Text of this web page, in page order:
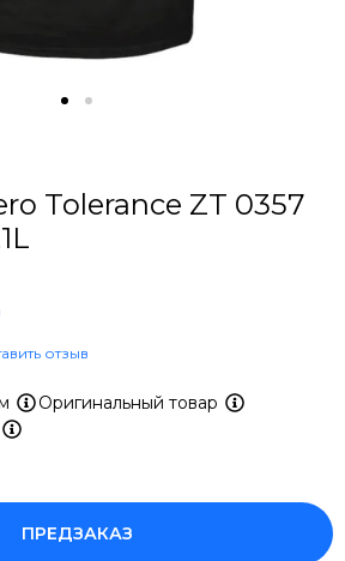
Tolerance ZT 0357
отзыв
Оригинальный товар
ПРЕДЗАКАЗ